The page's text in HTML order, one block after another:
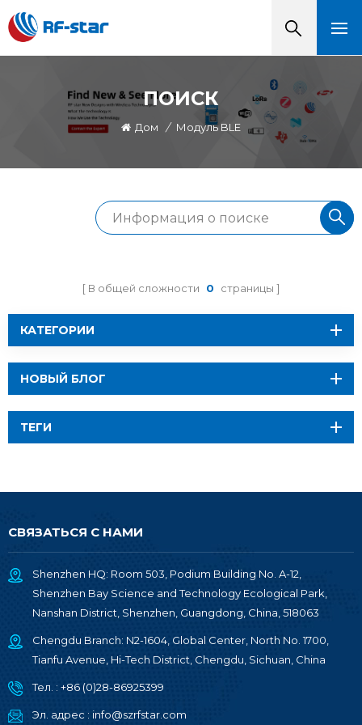
ПОИСК
Дом / Модуль BLE
В общей сложности 0 страницы
КАТЕГОРИИ
НОВЫЙ БЛОГ
ТЕГИ
СВЯЗАТЬСЯ С НАМИ
Shenzhen HQ: Room 503, Podium Building No. A-12,
Shenzhen Bay Science and Technology Ecological Park,
Nanshan District, Shenzhen, Guangdong, China, 518063
Chengdu Branch: N2-1604, Global Center, North No. 1700,
Tianfu Avenue, Hi-Tech District, Chengdu, Sichuan, China
Тел. : +86 (0)28-86925399
Эл. адрес : info@szrfstar.com